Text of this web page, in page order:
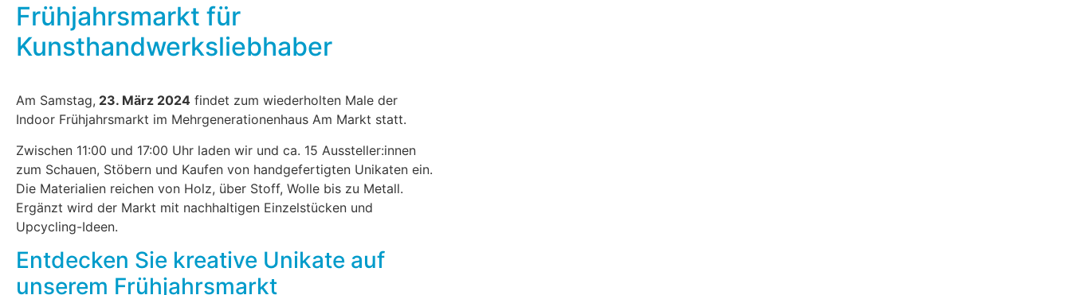
Frühjahrsmarkt für
Kunsthandwerksliebhaber
Am Samstag, 23. März 2024 findet zum wiederholten Male der
Indoor Frühjahrsmarkt im Mehrgenerationenhaus Am Markt statt.
Zwischen 11:00 und 17:00 Uhr laden wir und ca. 15 Aussteller:innen
zum Schauen, Stöbern und Kaufen von handgefertigten Unikaten ein.
Die Materialien reichen von Holz, über Stoff, Wolle bis zu Metall.
Ergänzt wird der Markt mit nachhaltigen Einzelstücken und
Upcycling-Ideen.
Entdecken Sie kreative Unikate auf
unserem Frühjahrsmarkt